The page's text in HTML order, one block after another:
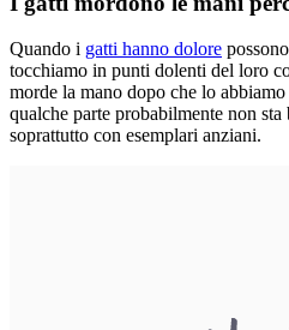
Quando i gatti hanno dolore
tocchiamo in punti dolenti del loro
morde la mano dopo che lo
qualche parte probabilmente non
soprattutto con esemplari anziani.